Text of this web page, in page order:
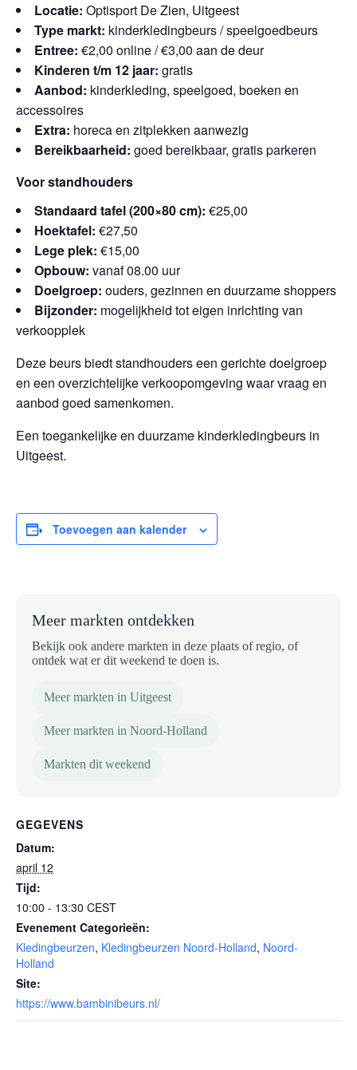
Locatie: Optisport De Zien, Uitgeest
Type markt: kinderkledingbeurs / speelgoedbeurs
Entree: €2,00 online / €3,00 aan de deur
Kinderen t/m 12 jaar: gratis
Aanbod: kinderkleding, speelgoed, boeken en
accessoires
Extra: horeca en zitplekken aanwezig
Bereikbaarheid: goed bereikbaar, gratis parkeren
Voor standhouders
Standaard tafel (200×80 cm): €25,00
Hoektafel: €27,50
Lege plek: €15,00
Opbouw: vanaf 08.00 uur
Doelgroep: ouders, gezinnen en duurzame shoppers
Bijzonder: mogelijkheid tot eigen inrichting van
verkoopplek
Deze beurs biedt standhouders een gerichte doelgroep
en een overzichtelijke verkoopomgeving waar vraag en
aanbod goed samenkomen.
Een toegankelijke en duurzame kinderkledingbeurs in
Uitgeest.
Toevoegen aan kalender
Meer markten ontdekken
Bekijk ook andere markten in deze plaats of regio, of
ontdek wat er dit weekend te doen is.
Meer markten in Uitgeest
Meer markten in Noord-Holland
Markten dit weekend
GEGEVENS
Datum:
april 12
Tijd:
10:00 - 13:30 CEST
Evenement Categorieën:
Kledingbeurzen, Kledingbeurzen Noord-Holland, Noord-
Holland
Site:
https://www.bambinibeurs.nl/